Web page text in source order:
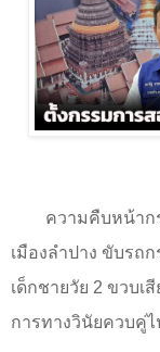
ความคืบหน้าก
เมืองลำปาง ขับรถ
เด็กชายวัย 2 ขวบเ
การทางวินัยควบคู่